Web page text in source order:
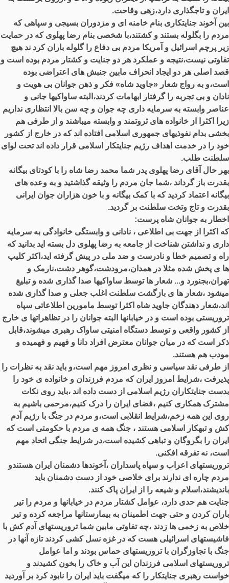
ایران و تاجگذاری دارد،زهی وقاحت.
بین آخوند جنایتکاری بنام خامنه ای و مزدوران بسیجی و سپاهی که
مردم را بگلوله بستند و کشتند،با شخصی بنام رضا پهلوی که در حمایت
زیر پرچم اسرائیل و آمریکا مردم بی دفاع را گلوله باران کرد ند هیچ
تفاوتی نیست،نتیجه و عملکرد هر دو جنایت و کشتار مردم بوده است و
قصد اصلی هر دو ایجاد انحراف مابین جنبش های اعتراضی بوده
است،و به رواج شعار «جاوید شاه» فکر و ذهن جوانان بی هویت و
نادان و بی تجربه را گرفتار ابهامات کردند،البته ساواکیها جانی و
عناصر وابسته به سرمایه داری چه جوان و چه سن بالا انتظاری نداریم
زیرا اکثرا از خانواده های ثروتمند و وابسته میباشند و از طرفی هم
بخشی بدام نفوذیهای جمهوری اسلامی افتاده اند که در خارج از کشور
خود را در خدمت اهداف رژیم جنایتکار اسلامی قرار داده اند تحت لوای
سلطنت طلب.
بهر حال آقای رضا پهلوی پدر شما محمد رضا شاه را با کودتای بیگانه
بقدرت باز گرداند ،شما جان مردم را وثیقه گذاشتید و به وعده های
بیگانه اعتماد کردید که با کمک بیگانه و با خون هزاران جوان ایرانی
بقدرت و تاج وتخت سلطنت بر گردید.
اخطار به جوانان شاه پرست:
که اکثرا از جهت بی اطلاعی ، نادانی و وابستگی خانوادگی به سرمایه
داری و نداشتن شناخت از جامعه به رضا پهلوی دل بسته اید بدانید که
راه و تصمیم خطا و نادرست و ضد ملی در پیش گرفته اید،اکثر کلیپ
ها ی پخش شده مثلا در همدان،مرودشت،گوهر دشت،نارمک و
تهران،بجنورد و... شعار ها توسط ساواکیها صدا گذاری شده و تبلیغ
میشود ،شعار ها ی بازگشت سلطنت اغلب جعلی و صدا گذاری شده
اند،شعار دهندگان جاوید شاه اکثرا توسط مامورین اطلاعاتی سپاه
تروریستی بوده است و در خیابانها البته جوانان را در تظاهراتها ی خارج
از کشور واقعی و توسط دستگاه امنیتی ساواک رهبری میشوند،قابل
ذکر است که در میان جوانان معترض افراد دانا و فهیم و فهمیده و
مودب هم هستند.
از طرفی نقد سیاسی و نظری امروز مهم است،و باید نقد به نظرات را
پذیرفت ،شرایط امروز ایران که مردم فرزندان و خانواده ی خود را
بدست جنایتکاران رژیم اسلامی از دست داده اند ،باید روی نکات
مشترک همکاری کنیم ،فضای ایران را درک کنیم،مرحمی باشیم به
روی این همه زخم،شرایط انقلابی است،و مردم در جنگ با رژیم آدم
کش و تبهکار اسلامی هستند ، جنگ همه ی مردم با حکومتی است که
ایران را بگروگان و تباهی کشیده است،در شرایط جنگی اتحاد مهم
است، نه تفرقه افکنی.
تروریستهای اعراب و سپاه پاسداران ،آخوندها دشمنان ایران هستندو
مردم چاره ای ندارند برای خلاصی خود از دست دشمنان باید
باندیشند،اسلام و شیعه را از ایران پاک کنند.
جنایت هم حدی دارد، عوامل کشتار مردم در خیابانها و مردم را تیر
باران کردن و حتی جهت اطمینان به بیمارستانها مراجعه کرده و تیر
خلاص به زخمی ها زدند ،چه تفاوتی مابین شما تروریستهای آدم کش با
فاشیستهای اسرائیلی هست که در غزه نسل کشی کردند تازه آنها در
جنگ با تجاوزگران با تروریستهای حماس بودند و اما عوامل
تروریستهای اسلامی فرزندان این آب و خاک را بخون کشیدند و
خواست رهبری جنایتکار را که میگفت باید ایران را نابود کرد بر آوردید